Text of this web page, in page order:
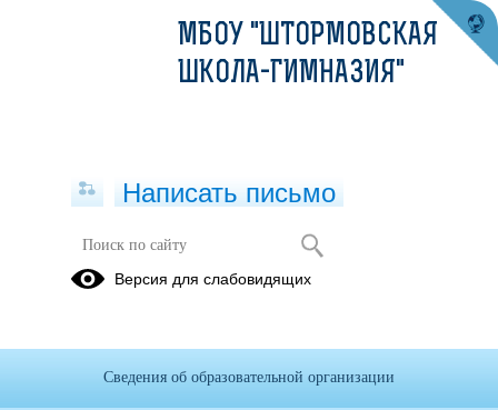
Нормативная база
МБОУ "ШТОРМОВСКАЯ
ШКОЛА-ГИМНАЗИЯ"
Написать письмо
Версия для слабовидящих
Сведения об образовательной организации